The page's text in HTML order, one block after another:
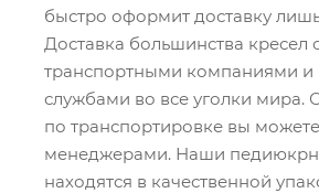
быстро оформит доставку
Доставка большинства кресел
транспортными компаниями и
службами во все уголки мира.
по транспортировке вы можете
менеджерами. Наши
находятся в качественной